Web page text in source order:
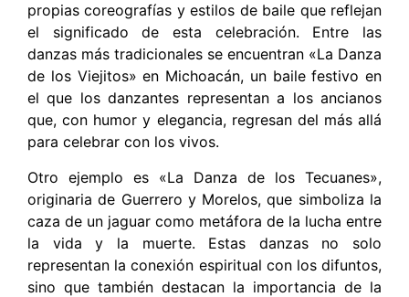
propias coreografías y estilos de baile que reflejan
el significado de esta celebración. Entre las
danzas más tradicionales se encuentran «La Danza
de los Viejitos» en Michoacán, un baile festivo en
el que los danzantes representan a los ancianos
que, con humor y elegancia, regresan del más allá
para celebrar con los vivos.
Otro ejemplo es «La Danza de los Tecuanes»,
originaria de Guerrero y Morelos, que simboliza la
caza de un jaguar como metáfora de la lucha entre
la vida y la muerte. Estas danzas no solo
representan la conexión espiritual con los difuntos,
sino que también destacan la importancia de la